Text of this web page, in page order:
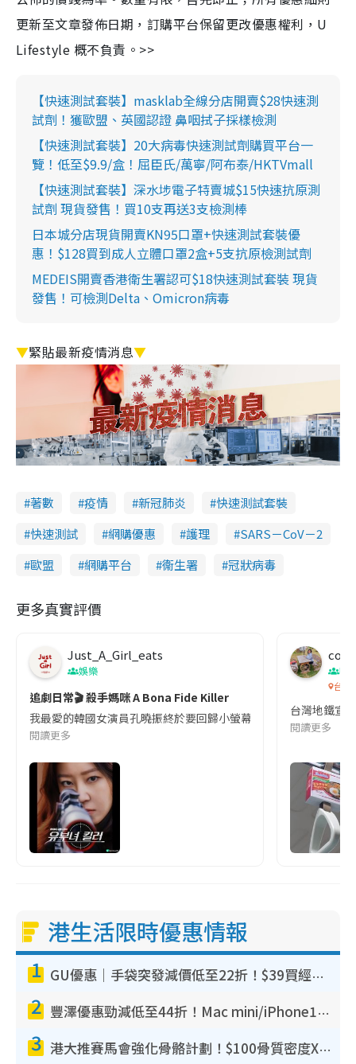
更新至文章發佈日期，訂購平台保留更改優惠權利，U
Lifestyle 概不負責。>>
【快速測試套裝】masklab全線分店開賣$28快速測
試劑！獲歐盟、英國認證 鼻咽拭子採樣檢測
【快速測試套裝】20大病毒快速測試劑購買平台一
覽！低至$9.9/盒！屈臣氏/萬寧/阿布泰/HKTVmall
【快速測試套裝】深水埗電子特賣城$15快速抗原測
試劑 現貨發售！買10支再送3支檢測棒
日本城分店現貨開賣KN95口罩+快速測試套裝優
惠！$128買到成人立體口罩2盒+5支抗原檢測試劑
MEDEIS開賣香港衛生署認可$18快速測試套裝 現貨
發售！可檢測Delta、Omicron病毒
▼緊貼最新疫情消息▼
著數 疫情 新冠肺炎
快速測試套裝
快速測試
網購優惠 護理
SARS－CoV－2
歐盟
網購平台 衞生署 冠狀病毒
更多真實評價
Just_A_Girl_eats
娛樂
追劇日常🎬 殺手媽咪 A Bona Fide Killer
我最愛的韓國女演員孔曉振終於要回歸小螢幕啦!這次的劇本改編
閱讀更多
co
吹
台灣
台灣地鐵宣
閱讀更多
港生活限時優惠情報
1 GU優惠｜手袋突發減價低至22折！$39買經典波士頓包/餃子袋！飾物同步減價$29起！
2 豐澤優惠勁減低至44折！Mac mini/iPhone17Pro大減價！廚房家電$220起
3 港大推賽馬會強化骨骼計劃！$100骨質密度X光檢查 完成免費運動訓練送超市禮券！附參加資格